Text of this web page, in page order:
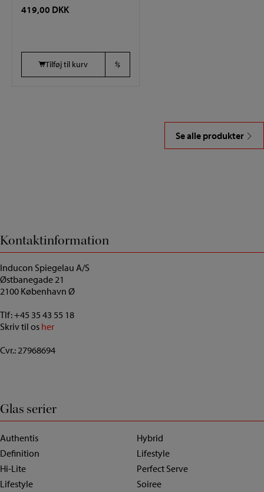
419,00 DKK
Tilføj til kurv
Se alle produkter
Kontaktinformation
Inducon Spiegelau A/S
Østbanegade 21
2100 København Ø
Tlf:+45 35 43 55 18
Skriv til os her
Cvr.: 27968694
Glas serier
Authentis
Definition
Hi-Lite
Lifestyle
Hybrid
Lifestyle
Perfect Serve
Soiree